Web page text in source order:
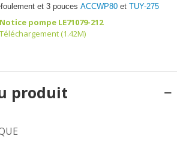
et 3 pouces ACCWP80 et TUY-275
Notice pompe LE71079-212
Téléchargement (1.42M)
produit